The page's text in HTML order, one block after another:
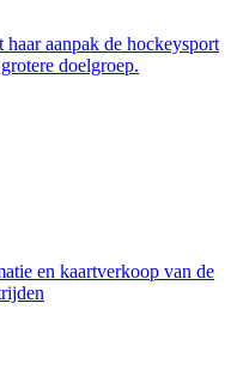
aanpak de hockeysport
doelgroep.
en kaartverkoop van de